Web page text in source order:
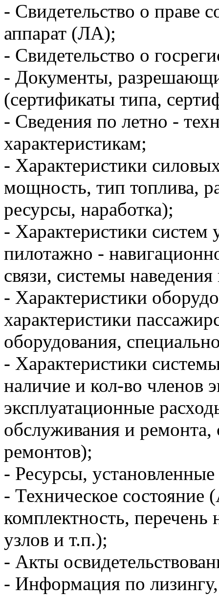
- Свидетельство о праве
аппарат (ЛА);
-​ Свидетельство о
-​ Документы,
(сертификаты типа,
-​ Сведения по летно -
характеристикам;
-​ Характеристики
мощность, тип топлива,
ресурсы, наработка);
-​ Характеристики систем
пилотажно -
связи, системы
-​ Характеристики
характеристики
оборудования,
-​ Характеристики
наличие и кол-во членов
эксплуатационные
обслуживания и ремонта,
ремонтов);
-​ Ресурсы,
-​ Техническое состояние
комплектность, перечень
узлов и т.п.);
-​ Акты
-​ Информация по